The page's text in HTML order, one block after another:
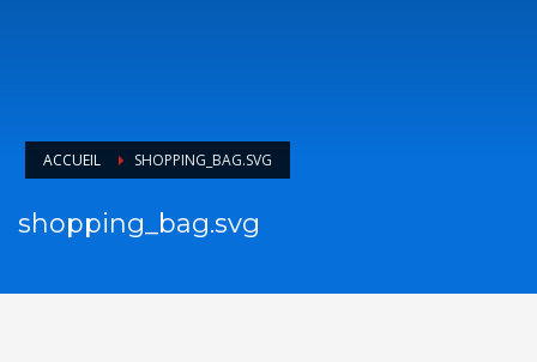
ACCUEIL SHOPPING_BAG.SVG
shopping_bag.svg